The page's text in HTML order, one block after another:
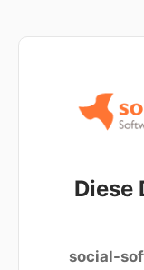
Diese
social-